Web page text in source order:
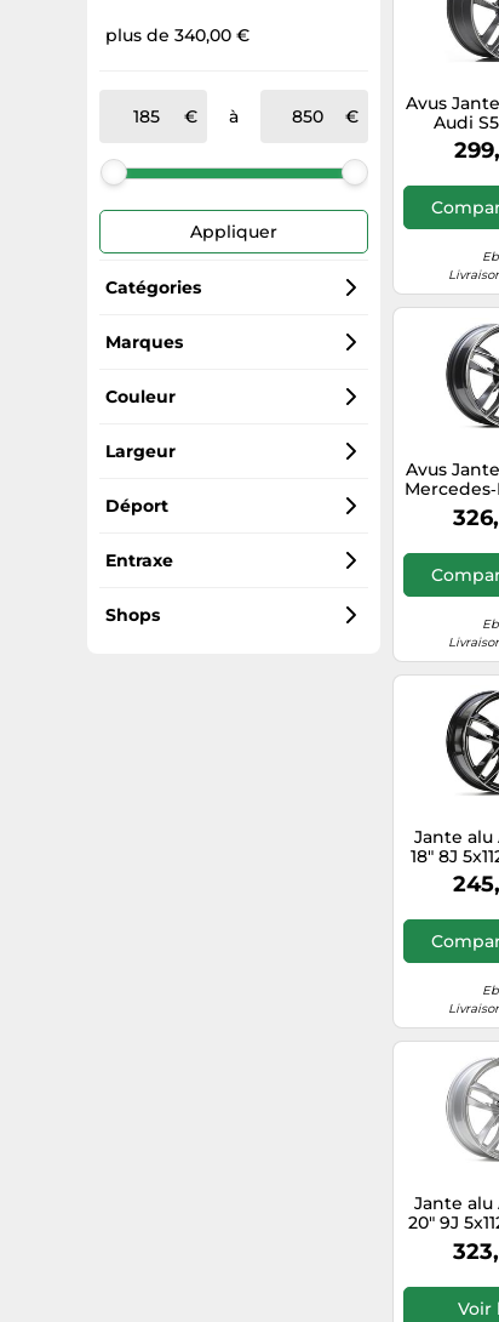
plus de 340,00 €
à
Appliquer
Catégories
Jantes
Marques
Avus
AVUS Racing
Couleur
Gris
Argenté
Noir
Largeur
8.5
9
8
Déport
20
25
Entraxe
5x112
Shops
Avus
Audi
Coupé -
8.5x20
Avus
C
Jante alu
18" 8J
BLACK
Jante alu
20" 9J
Voir